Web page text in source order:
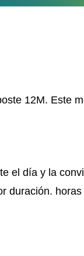
12M. Este
el día y la
duración.